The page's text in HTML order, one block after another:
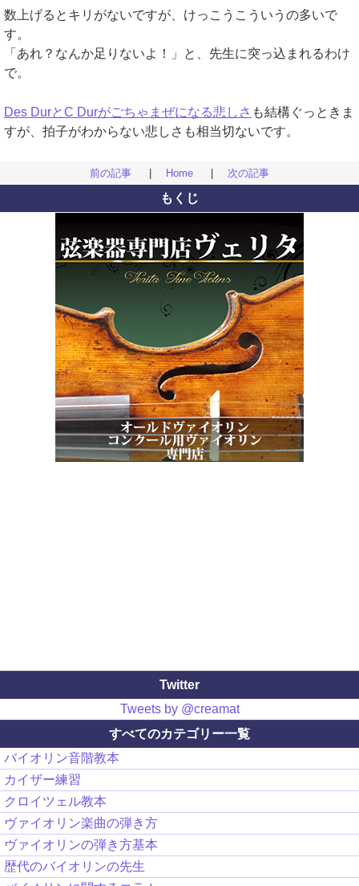
数上げるとキリがないですが、けっこうこういうの多いで
す。
「あれ？なんか足りないよ！」と、先生に突っ込まれるわけ
で。
Des DurとC Durがごちゃまぜになる悲しさ も結構ぐっときま
すが、拍子がわからない悲しさも相当切ないです。
前の記事 | Home | 次の記事
もくじ
Twitter
Tweets by @creamat
すべてのカテゴリー一覧
バイオリン音階教本
カイザー練習
クロイツェル教本
ヴァイオリン楽曲の弾き方
ヴァイオリンの弾き方基本
歴代のバイオリンの先生